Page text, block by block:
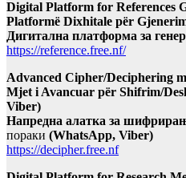
Digital Platform for References
Platformë Dixhitale për
Дигитална платформа за
https://reference.free.nf/
Advanced Cipher/Deciphering
Mjet i Avancuar për Shifrim/
Viber)
Напредна алатка за
пораки (WhatsApp, Viber)
https://decipher.free.nf